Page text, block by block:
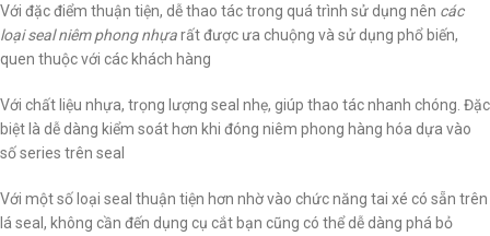
Với đặc điểm thuận tiện, dễ thao tác trong quá trình sử dụng nên các
loại seal niêm phong nhựarất được ưa chuộng và sử dụng phổ biến,
quen thuộc với các khách hàng
Với chất liệu nhựa, trọng lượng seal nhẹ, giúp thao tác nhanh chóng. Đặc
biệt là dễ dàng kiểm soát hơn khi đóng niêm phong hàng hóa dựa vào
số series trên seal
Với một số loại seal thuận tiện hơn nhờ vào chức năng tai xé có sẵn trên
lá seal, không cần đến dụng cụ cắt bạn cũng có thể dễ dàng phá bỏ